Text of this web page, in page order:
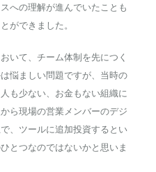
への理解が進んでいたことも
ができました。
いて、チーム体制を先につく
悩ましい問題ですが、当時の
も少ない、お金もない組織に
ら現場の営業メンバーのデジ
、ツールに追加投資するとい
とつなのではないかと思いま